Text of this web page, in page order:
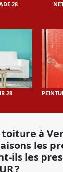
28
28
à
les
ils les
?